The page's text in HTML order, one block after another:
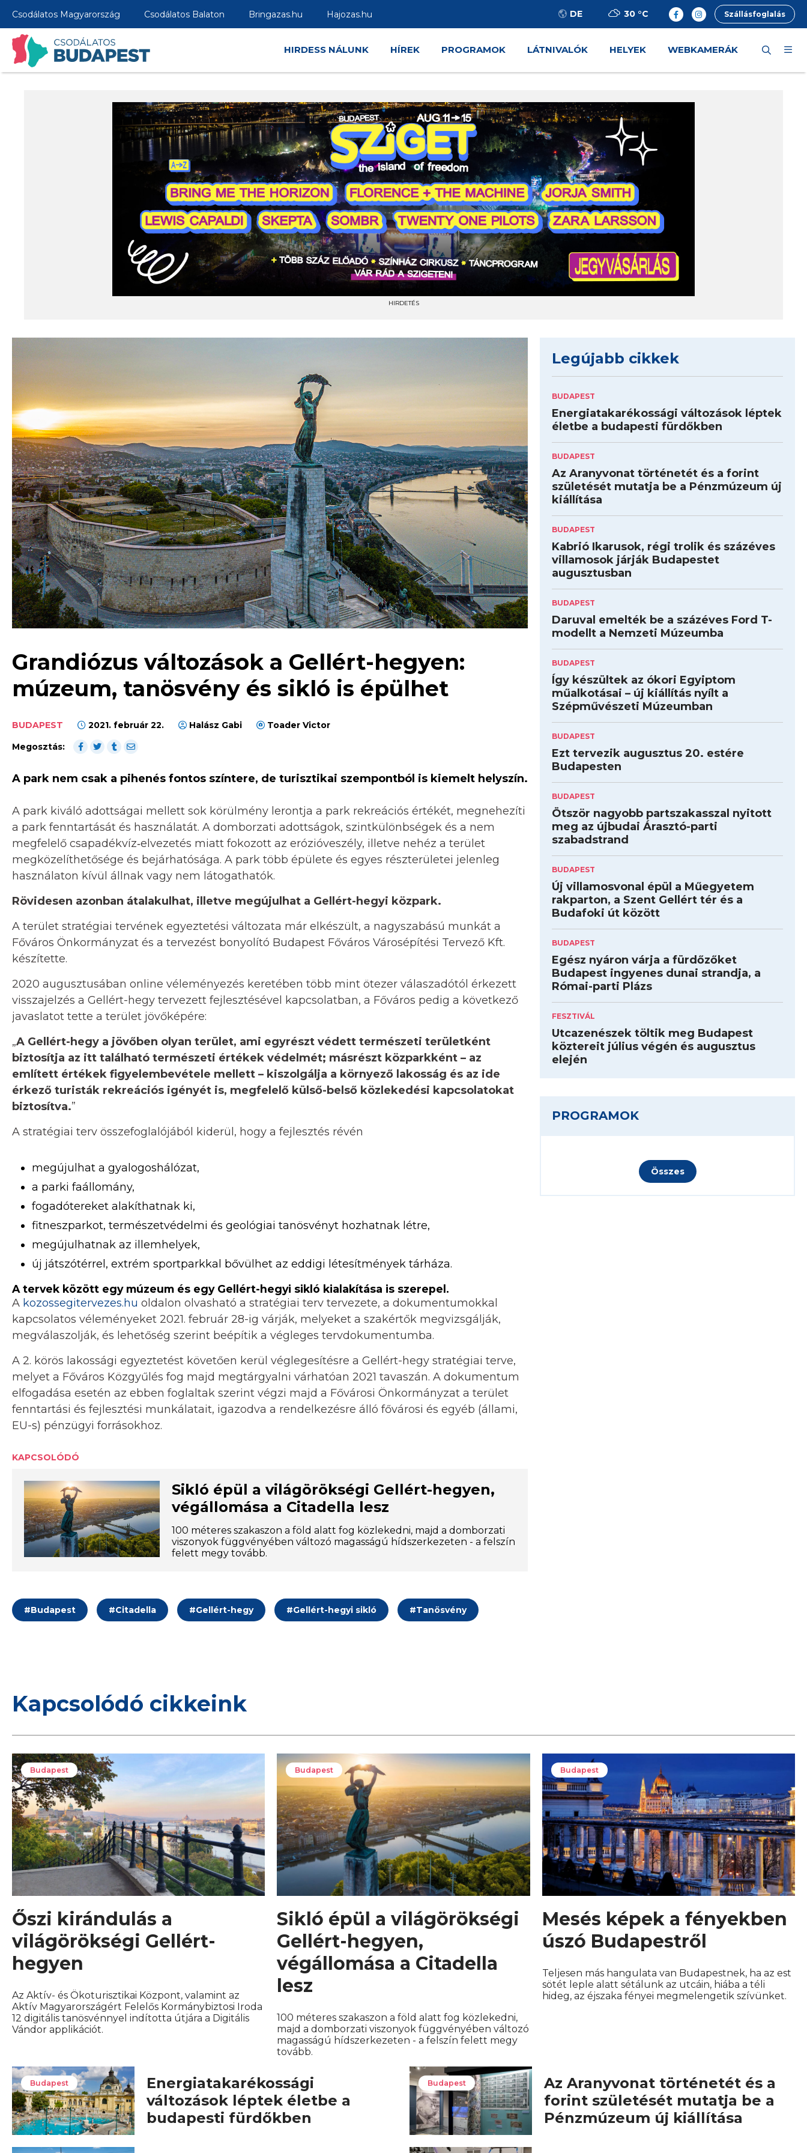
Csodálatos Magyarország Csodálatos Balaton Bringazas.hu Hajozas.hu DE 30 °C Szállásfoglalás
HIRDESS NÁLUNK HÍREK PROGRAMOK LÁTNIVALÓK HELYEK WEBKAMERÁK
HIRDETÉS
Grandiózus változások a Gellért-hegyen:
múzeum, tanösvény és sikló is épülhet
BUDAPEST 2021. február 22. Halász Gabi
Toader Victor
Megosztás:
A park nem csak a pihenés fontos színtere, de turisztikai szempontból is kiemelt helyszín.
A park kiváló adottságai mellett sok körülmény lerontja a park rekreációs értékét, megnehezíti
a park fenntartását és használatát. A domborzati adottságok, szintkülönbségek és a nem
megfelelő csapadékvíz‐elvezetés miatt fokozott az erózióveszély, illetve nehéz a terület
megközelíthetősége és bejárhatósága. A park több épülete és egyes részterületei jelenleg
használaton kívül állnak vagy nem látogathatók.
Rövidesen azonban átalakulhat, illetve megújulhat a Gellért-hegyi közpark.
A terület stratégiai tervének egyeztetési változata már elkészült, a nagyszabású munkát a
Főváros Önkormányzat és a tervezést bonyolító Budapest Főváros Városépítési Tervező Kft.
készítette.
2020 augusztusában online véleményezés keretében több mint ötezer válaszadótól érkezett
visszajelzés a Gellért-hegy tervezett fejlesztésével kapcsolatban, a Főváros pedig a következő
javaslatot tette a terület jövőképére:
„A Gellért-hegy a jövőben olyan terület, ami egyrészt védett természeti területként
biztosítja az itt található természeti értékek védelmét; másrészt közparkként – az
említett értékek figyelembevétele mellett – kiszolgálja a környező lakosság és az ide
érkező turisták rekreációs igényét is, megfelelő külső-belső közlekedési kapcsolatokat
biztosítva.”
A stratégiai terv összefoglalójából kiderül, hogy a fejlesztés révén
megújulhat a gyalogoshálózat,
a parki faállomány,
fogadótereket alakíthatnak ki,
fitneszparkot, természetvédelmi és geológiai tanösvényt hozhatnak létre,
megújulhatnak az illemhelyek,
új játszótérrel, extrém sportparkkal bővülhet az eddigi létesítmények tárháza.
A tervek között egy múzeum és egy Gellért-hegyi sikló kialakítása is szerepel.
A kozossegitervezes.hu oldalon olvasható a stratégiai terv tervezete, a dokumentumokkal
kapcsolatos véleményeket 2021. február 28-ig várják, melyeket a szakértők megvizsgálják,
megválaszolják, és lehetőség szerint beépítik a végleges tervdokumentumba.
A 2. körös lakossági egyeztetést követően kerül véglegesítésre a Gellért-hegy stratégiai terve,
melyet a Főváros Közgyűlés fog majd megtárgyalni várhatóan 2021 tavaszán. A dokumentum
elfogadása esetén az ebben foglaltak szerint végzi majd a Fővárosi Önkormányzat a terület
fenntartási és fejlesztési munkálatait, igazodva a rendelkezésre álló fővárosi és egyéb (állami,
EU-s) pénzügyi forrásokhoz.
KAPCSOLÓDÓ
Sikló épül a világörökségi Gellért-hegyen,
végállomása a Citadella lesz
100 méteres szakaszon a föld alatt fog közlekedni, majd a domborzati
viszonyok függvényében változó magasságú hídszerkezeten - a felszín
felett megy tovább.
#Budapest #Citadella #Gellért-hegy #Gellért-hegyi sikló #Tanösvény
Legújabb cikkek
BUDAPEST
Energiatakarékossági változások léptek
életbe a budapesti fürdőkben
BUDAPEST
Az Aranyvonat történetét és a forint
születését mutatja be a Pénzmúzeum új
kiállítása
BUDAPEST
Kabrió Ikarusok, régi trolik és százéves
villamosok járják Budapestet
augusztusban
BUDAPEST
Daruval emelték be a százéves Ford T-
modellt a Nemzeti Múzeumba
BUDAPEST
Így készültek az ókori Egyiptom
műalkotásai – új kiállítás nyílt a
Szépművészeti Múzeumban
BUDAPEST
Ezt tervezik augusztus 20. estére
Budapesten
BUDAPEST
Ötször nagyobb partszakasszal nyitott
meg az újbudai Árasztó-parti
szabadstrand
BUDAPEST
Új villamosvonal épül a Műegyetem
rakparton, a Szent Gellért tér és a
Budafoki út között
BUDAPEST
Egész nyáron várja a fürdőzőket
Budapest ingyenes dunai strandja, a
Római-parti Plázs
FESZTIVÁL
Utcazenészek töltik meg Budapest
köztereit július végén és augusztus
elején
PROGRAMOK
Összes
Kapcsolódó cikkeink
Budapest
Őszi kirándulás a
világörökségi Gellért-
hegyen
Az Aktív- és Ökoturisztikai Központ, valamint az
Aktív Magyarországért Felelős Kormánybiztosi Iroda
12 digitális tanösvénnyel indította útjára a Digitális
Vándor applikációt.
Budapest
Sikló épül a világörökségi
Gellért-hegyen,
végállomása a Citadella
lesz
100 méteres szakaszon a föld alatt fog közlekedni,
majd a domborzati viszonyok függvényében változó
magasságú hídszerkezeten - a felszín felett megy
tovább.
Budapest
Mesés képek a fényekben
úszó Budapestről
Teljesen más hangulata van Budapestnek, ha az est
sötét leple alatt sétálunk az utcáin, hiába a téli
hideg, az éjszaka fényei megmelengetik szívünket.
Budapest
Energiatakarékossági
változások léptek életbe a
budapesti fürdőkben
Budapest
Az Aranyvonat történetét és a
forint születését mutatja be a
Pénzmúzeum új kiállítása